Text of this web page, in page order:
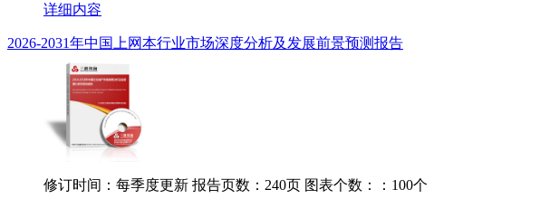
详细内容
2026-2031年中国上网本行业市场深度分析及发展前景预测报告
修订时间：每季度更新 报告页数：240页 图表个数：：100个